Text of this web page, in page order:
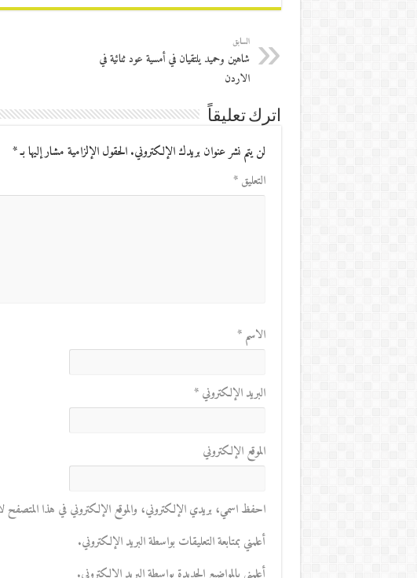
السابق
شاهين وحميد يلتقيان في أمسية عود ثنائية في
الاردن
اترك تعليقاً
لن يتم نشر عنوان بريدك الإلكتروني. الحقول الإلزامية مشار إليها بـ*
التعليق*
الاسم*
البريد الإلكتروني*
الموقع الإلكتروني
احفظ اسمي، بريدي الإلكتروني، والموقع الإلكتروني في هذا المتصفح
أعلمني بمتابعة التعليقات بواسطة البريد الإلكتروني.